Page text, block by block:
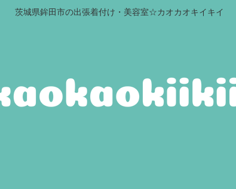
茨城県鉾田市の出張着付け・美容室☆カオカオキイキイ